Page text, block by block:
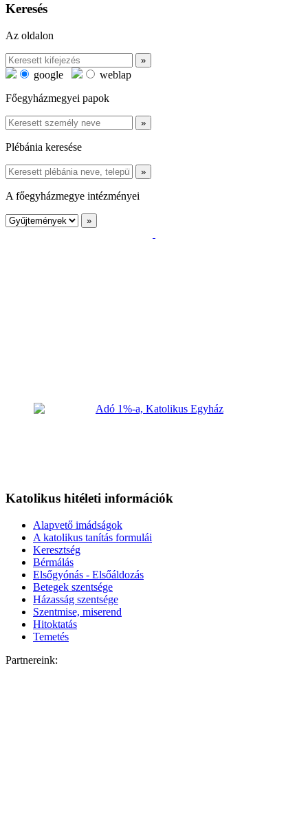
Keresés
Az oldalon
google
weblap
Főegyházmegyei papok
Plébánia keresése
A főegyházmegye intézményei
Katolikus hitéleti információk
Alapvető imádságok
A katolikus tanítás formulái
Keresztség
Bérmálás
Elsőgyónás - Elsőáldozás
Betegek szentsége
Házasság szentsége
Szentmise, miserend
Hitoktatás
Temetés
Partnereink: